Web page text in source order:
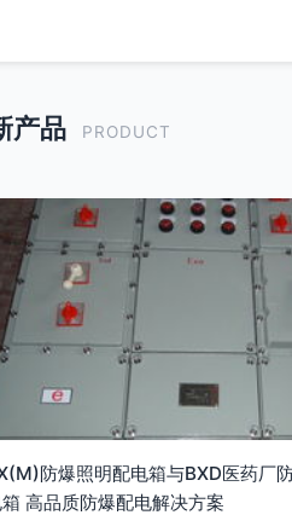
产品 PRODUCT
防爆照明配电箱与BXD医药厂
高品质防爆配电解决方案